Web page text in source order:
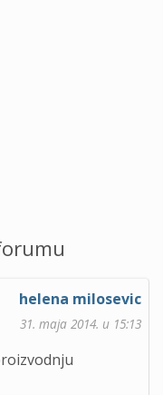
helena milosevic
31. maja 2014. u 15:13